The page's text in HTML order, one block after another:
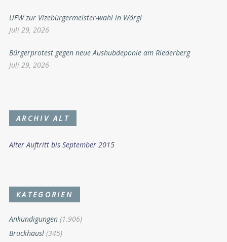
UFW zur Vizebürgermeister-wahl in Wörgl
Juli 29, 2026
Bürgerprotest gegen neue Aushubdeponie am Riederberg
Juli 29, 2026
ARCHIV ALT
Alter Auftritt bis September 2015
KATEGORIEN
Ankündigungen (1.906)
Bruckhäusl (345)